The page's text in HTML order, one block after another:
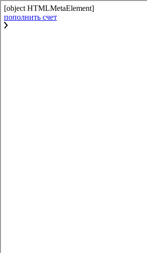
[object HTMLMetaElement]
пополнить счет